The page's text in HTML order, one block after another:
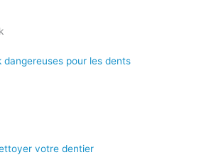
n
dangereuses pour les dents
votre dentier